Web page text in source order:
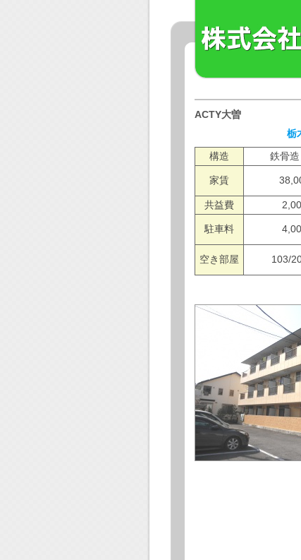
ACTY大曽
栃
構造
鉄骨
家賃
共益費
駐車料
空き部屋 103/